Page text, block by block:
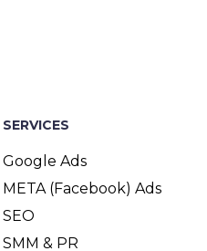
SERVICES
Google Ads
META (Facebook) Ads
SEO
SMM & PR